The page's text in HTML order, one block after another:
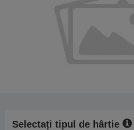
Selectați tipul de hârtie